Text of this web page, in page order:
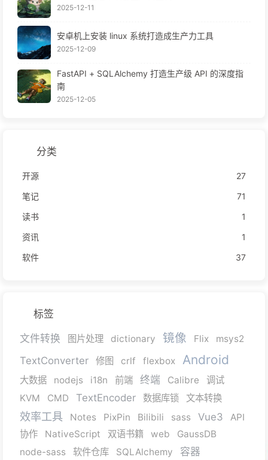
2025-12-11
安卓机上安装 linux 系统打造成生产力工具
2025-12-09
FastAPI + SQLAlchemy 打造生产级 API 的深度指
南
2025-12-05
分类
开源
27
笔记
71
读书
1
资讯
1
软件
37
标签
文件转换 图片处理 dictionary 镜像 Flix msys2
TextConverter 修图 crlf flexbox Android
大数据 nodejs i18n 前端 终端 Calibre
调试
KVM
CMD TextEncoder 数据库锁 文本转换
效率工具 Notes PixPin Bilibili sass Vue3
API
协作
NativeScript 双语书籍 web
GaussDB
node-sass
软件仓库 SQLAlchemy
容器